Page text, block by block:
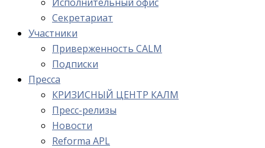
Cекретариат
Участники
Приверженность CALM
Подписки
Пресса
КРИЗИСНЫЙ ЦЕНТР КАЛМ
Пресс-релизы
Новости
Reforma APL